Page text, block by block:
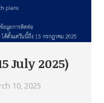
July 2025)
10, 2025